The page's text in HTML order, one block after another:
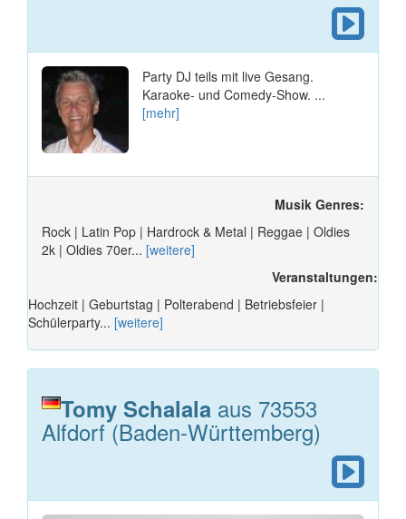
Party DJ teils mit live Gesang.
Karaoke- und Comedy-Show. ...
[mehr]
Musik Genres:
Rock | Latin Pop | Hardrock & Metal | Reggae | Oldies
2k | Oldies 70er... [weitere]
Veranstaltungen:
Hochzeit | Geburtstag | Polterabend | Betriebsfeier |
Schülerparty... [weitere]
Tomy Schalala aus 73553
Alfdorf (Baden-Württemberg)